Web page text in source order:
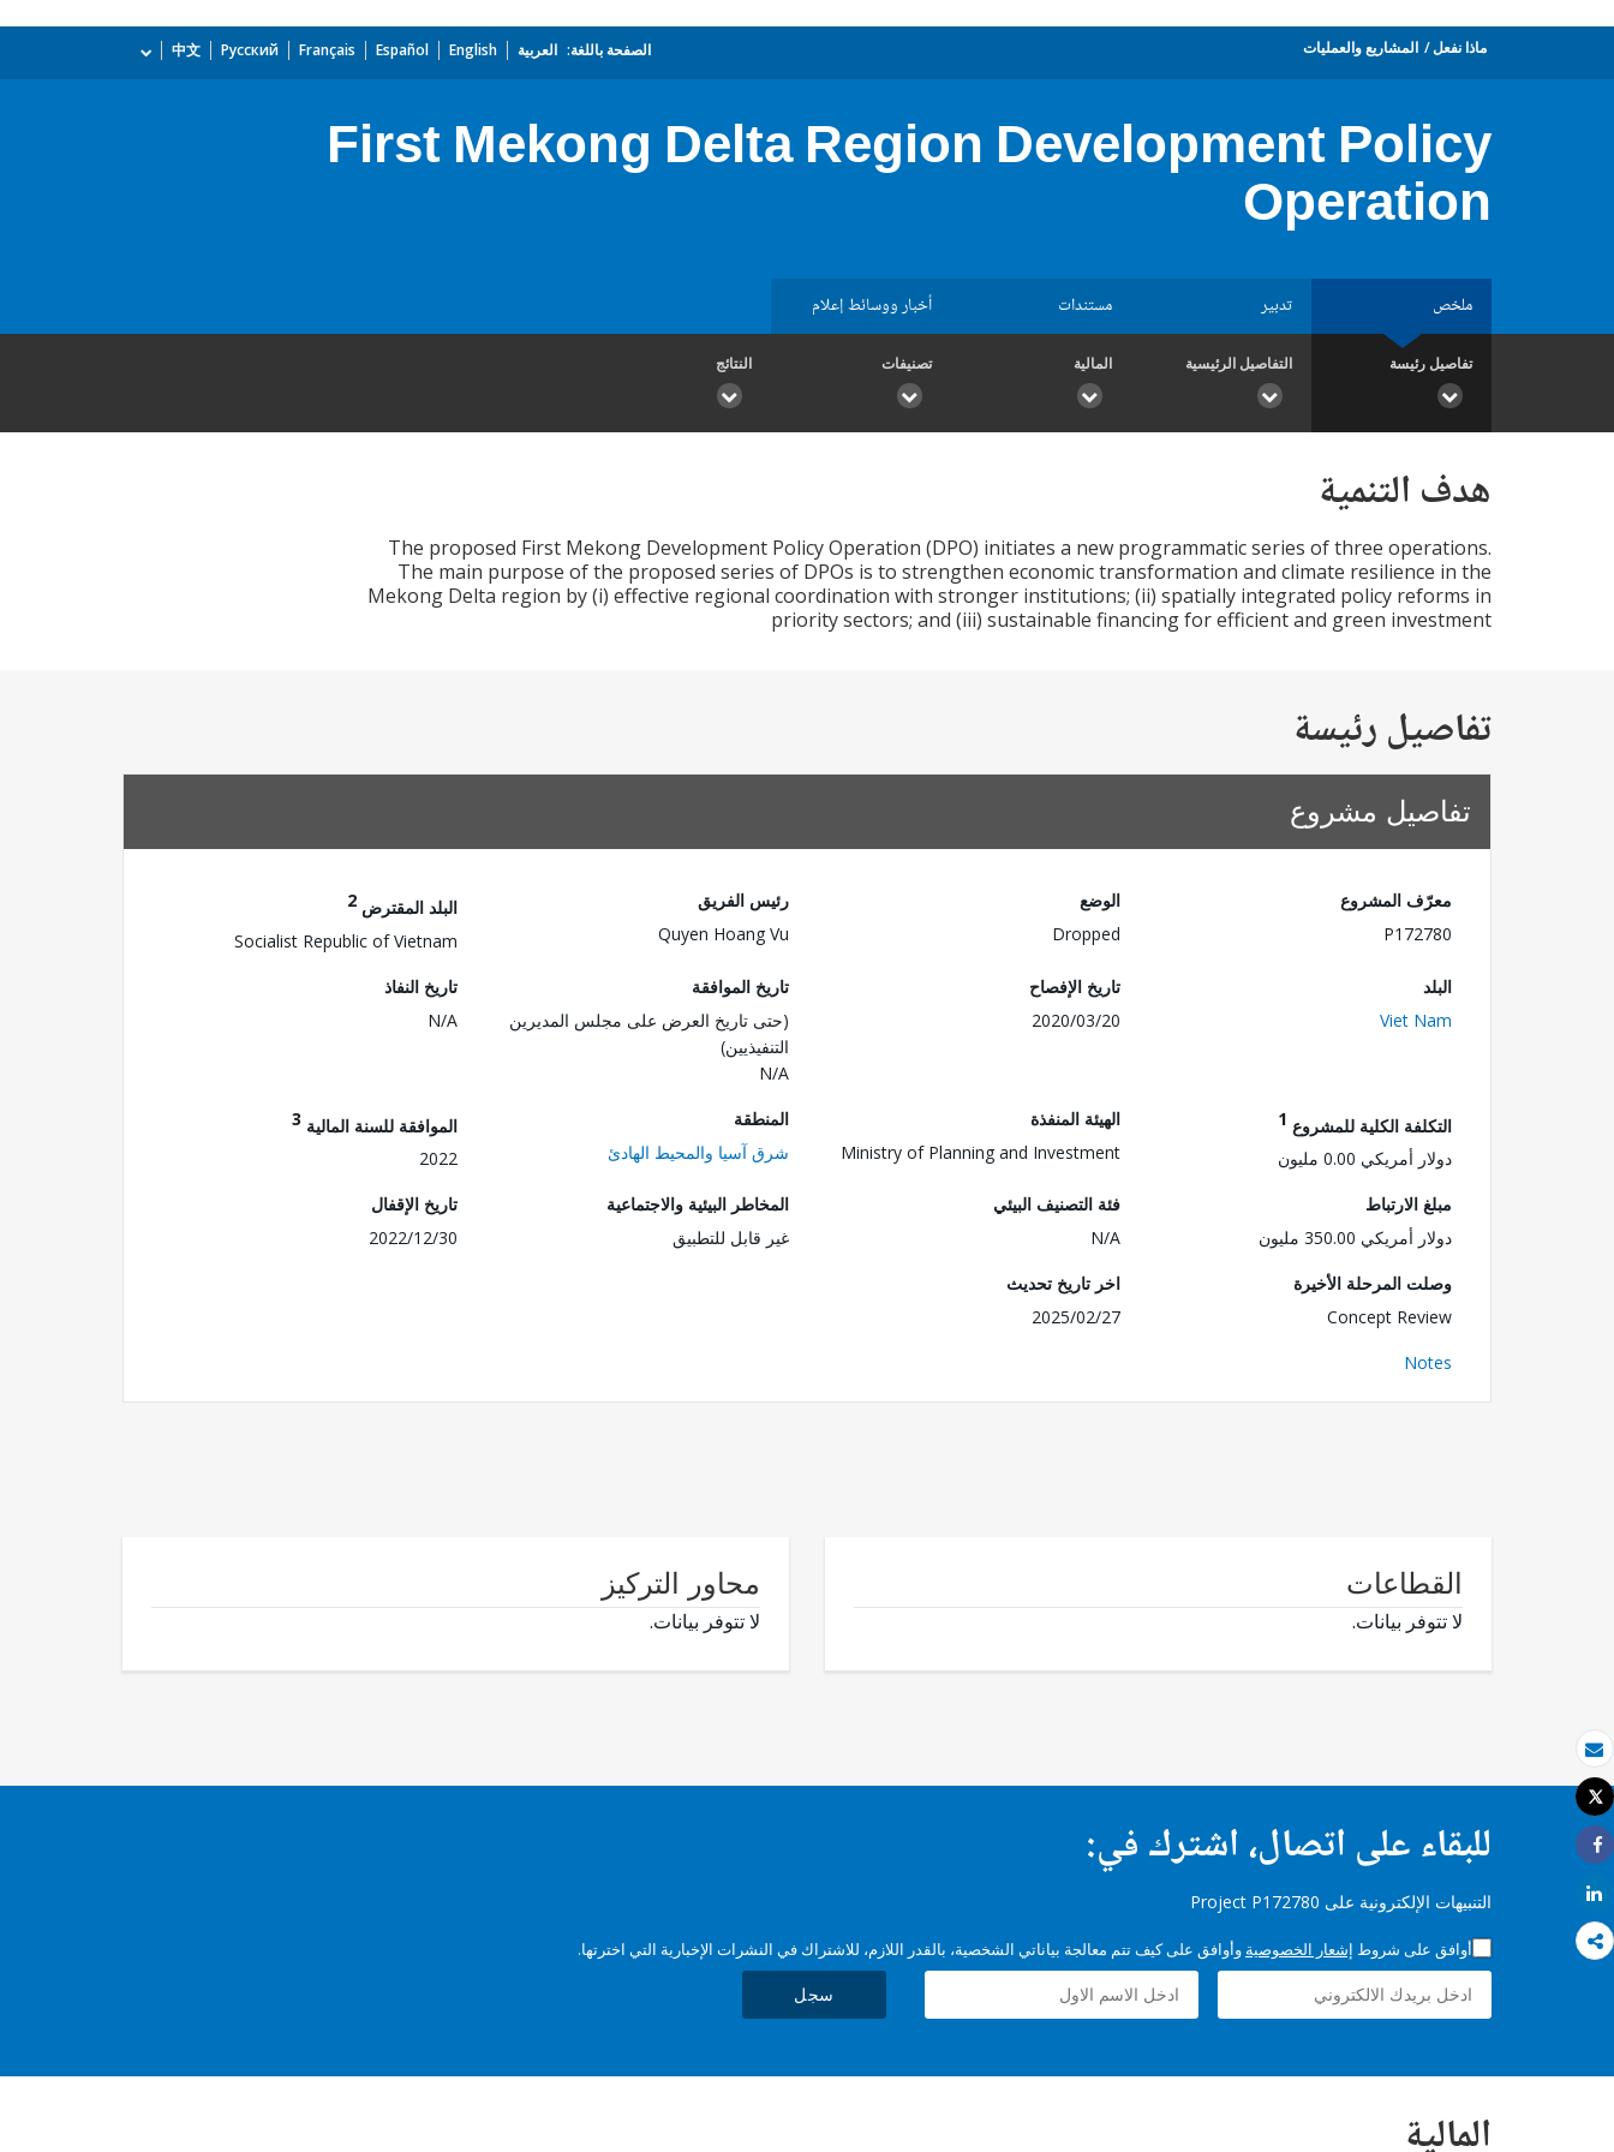
بريد الكتروني
طباعة
Tweet
Share
Share
ماذا نفعل المشاريع والعمليات الصفحة باللغة: العربية English
Español
Français
Русский
中文
First Mekong Delta Region Development Policy
Operation
ملخص تدبير مستندات أخبار ووسائط إعلام
تفاصيل رئيسة التفاصيل الرئيسية المالية تصنيفات النتائج
هدف التنمية
The proposed First Mekong Development Policy Operation (DPO) initiates a new programmatic series of three operations.
The main purpose of the proposed series of DPOs is to strengthen economic transformation and climate resilience in the
Mekong Delta region by (i) effective regional coordination with stronger institutions; (ii) spatially integrated policy reforms in
priority sectors; and (iii) sustainable financing for efficient and green investment
تفاصيل رئيسة
تفاصيل مشروع
معرّف المشروع
P172780
الوضع
Dropped
رئيس الفريق
Quyen Hoang Vu
البلد المقترض 2
Socialist Republic of Vietnam
البلد
Viet Nam
تاريخ الإفصاح
2020/03/20
تاريخ الموافقة
(حتى تاريخ العرض على مجلس المديرين
التنفيذيين)
N/A
تاريخ النفاذ
N/A
التكلفة الكلية للمشروع 1
دولار أمريكي 0.00 مليون
الهيئة المنفذة
Ministry of Planning and Investment
المنطقة
شرق آسيا والمحيط الهادئ
الموافقة للسنة المالية 3
2022
مبلغ الارتباط
دولار أمريكي 350.00 مليون
فئة التصنيف البيئي
N/A
المخاطر البيئية والاجتماعية
غير قابل للتطبيق
تاريخ الإقفال
2022/12/30
وصلت المرحلة الأخيرة
Concept Review
اخر تاريخ تحديث
2025/02/27
Notes
القطاعات
لا تتوفر بيانات.
محاور التركيز
لا تتوفر بيانات.
للبقاء على اتصال، اشترك في:
التنبيهات الإلكترونية على Project P172780
أوافق على شروط إشعار الخصوصية وأوافق على كيف تتم معالجة بياناتي الشخصية، بالقدر اللازم، للاشتراك في النشرات الإخبارية التي اخترتها.
سجل
المالية